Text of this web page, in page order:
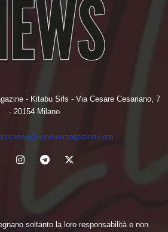
- Kitabu Srls - Via Cesare Cesariano, 7
- 20154 Milano
soltanto la loro responsabilità e non